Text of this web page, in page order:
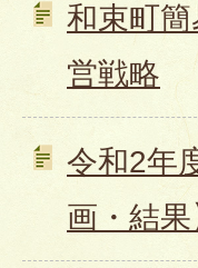
和束町
営戦略
令和2年
画・結果